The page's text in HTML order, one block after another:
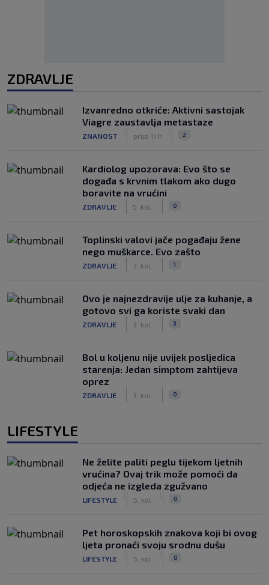
ZDRAVLJE
Izvanredno otkriće: Aktivni sastojak
Viagre zaustavlja metastaze
ZNANOST prije 11 h 2
Kardiolog upozorava: Evo što se
događa s krvnim tlakom ako dugo
boravite na vrućini
ZDRAVLJE 5. kol. 0
Toplinski valovi jače pogađaju žene
nego muškarce. Evo zašto
ZDRAVLJE 3. kol. 1
Ovo je najnezdravije ulje za kuhanje, a
gotovo svi ga koriste svaki dan
ZDRAVLJE 3. kol. 3
Bol u koljenu nije uvijek posljedica
starenja: Jedan simptom zahtijeva
oprez
ZDRAVLJE 3. kol. 0
LIFESTYLE
Ne želite paliti peglu tijekom ljetnih
vrućina? Ovaj trik može pomoći da
odjeća ne izgleda zgužvano
LIFESTYLE 5. kol. 0
Pet horoskopskih znakova koji bi ovog
ljeta pronaći svoju srodnu dušu
LIFESTYLE 5. kol. 0